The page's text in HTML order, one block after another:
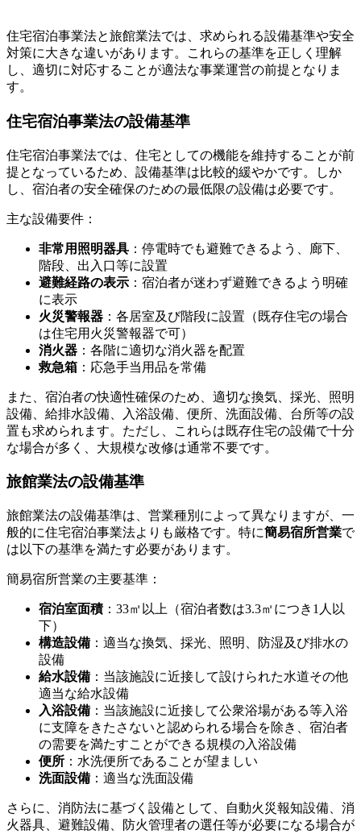
住宅宿泊事業法と旅館業法では、求められる設備基準や安全
対策に大きな違いがあります。これらの基準を正しく理解
し、適切に対応することが適法な事業運営の前提となりま
す。
住宅宿泊事業法の設備基準
住宅宿泊事業法では、住宅としての機能を維持することが前
提となっているため、設備基準は比較的緩やかです。しか
し、宿泊者の安全確保のための最低限の設備は必要です。
主な設備要件：
非常用照明器具 ：停電時でも避難できるよう、廊下、
階段、出入口等に設置
避難経路の表示 ：宿泊者が迷わず避難できるよう明確
に表示
火災警報器 ：各居室及び階段に設置（既存住宅の場合
は住宅用火災警報器で可）
消火器 ：各階に適切な消火器を配置
救急箱 ：応急手当用品を常備
また、宿泊者の快適性確保のため、適切な換気、採光、照明
設備、給排水設備、入浴設備、便所、洗面設備、台所等の設
置も求められます。ただし、これらは既存住宅の設備で十分
な場合が多く、大規模な改修は通常不要です。
旅館業法の設備基準
旅館業法の設備基準は、営業種別によって異なりますが、一
般的に住宅宿泊事業法よりも厳格です。特に簡易宿所営業で
は以下の基準を満たす必要があります。
簡易宿所営業の主要基準：
宿泊室面積：33㎡以上（宿泊者数は3.3㎡につき1人以
下）
構造設備 ：適当な換気、採光、照明、防湿及び排水の
設備
給水設備 ：当該施設に近接して設けられた水道その他
適当な給水設備
入浴設備 ：当該施設に近接して公衆浴場がある等入浴
に支障をきたさないと認められる場合を除き、宿泊者
の需要を満たすことができる規模の入浴設備
便所 ：水洗便所であることが望ましい
洗面設備 ：適当な洗面設備
さらに、消防法に基づく設備として、自動火災報知設備、消
火器具、避難設備、防火管理者の選任等が必要になる場合が